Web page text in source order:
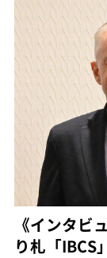
《インタビ
り札「IBCS